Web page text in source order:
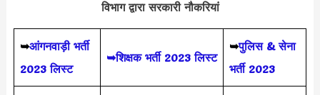
विभाग द्वारा सरकारी नौकरियां
➥आंगनवाड़ी भर्ती
2023 लिस्ट
➥शिक्षक भर्ती 2023 लिस्ट
➥पुलिस & सेना
भर्ती 2023